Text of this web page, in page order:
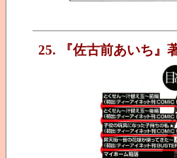
25. 『佐古前あいち』